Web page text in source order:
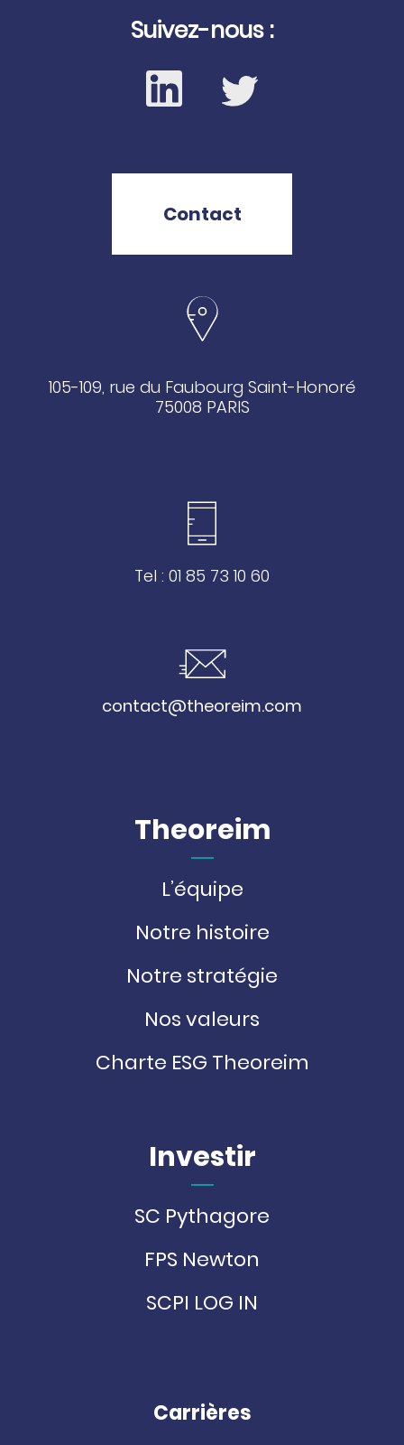
Suivez-nous :
Contact
105-109, rue du Faubourg Saint-Honoré
75008 PARIS
Tel : 01 85 73 10 60
contact@theoreim.com
Theoreim
L’équipe
Notre histoire
Notre stratégie
Nos valeurs
Charte ESG Theoreim
Investir
SC Pythagore
FPS Newton
SCPI LOG IN
Carrières